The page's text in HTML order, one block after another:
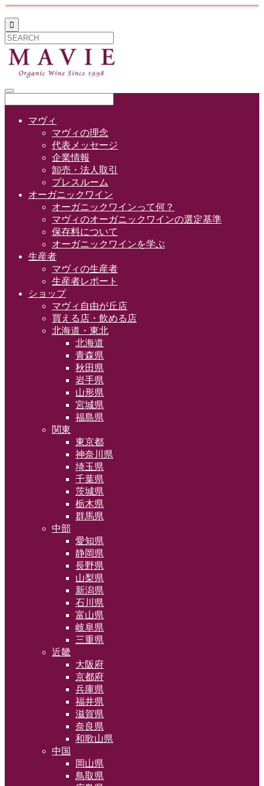

マヴィ
マヴィの理念
代表メッセージ
企業情報
卸売・法人取引
プレスルーム
オーガニックワイン
オーガニックワインって何？
マヴィのオーガニックワインの選定基準
保存料について
オーガニックワインを学ぶ
生産者
マヴィの生産者
生産者レポート
ショップ
マヴィ自由が丘店
買える店・飲める店
北海道・東北
北海道
青森県
秋田県
岩手県
山形県
宮城県
福島県
関東
東京都
神奈川県
埼玉県
千葉県
茨城県
栃木県
群馬県
中部
愛知県
静岡県
長野県
山梨県
新潟県
石川県
富山県
岐阜県
三重県
近畿
大阪府
京都府
兵庫県
福井県
滋賀県
奈良県
和歌山県
中国
岡山県
鳥取県